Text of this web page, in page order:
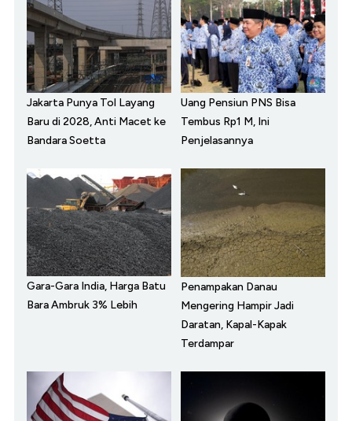
Jakarta Punya Tol Layang
Baru di 2028, Anti Macet ke
Bandara Soetta
Uang Pensiun PNS Bisa
Tembus Rp1 M, Ini
Penjelasannya
Gara-Gara India, Harga Batu
Bara Ambruk 3% Lebih
Penampakan Danau
Mengering Hampir Jadi
Daratan, Kapal-Kapak
Terdampar